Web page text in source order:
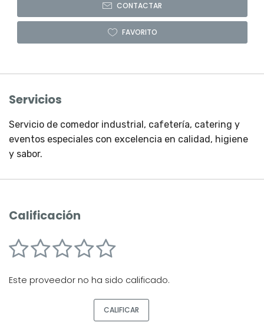
CONTACTAR
FAVORITO
Servicios
Servicio de comedor industrial, cafetería, catering y
eventos especiales con excelencia en calidad, higiene
y sabor.
Calificación
Este proveedor no ha sido calificado.
CALIFICAR